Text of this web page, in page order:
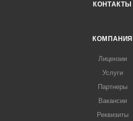
КОНТАКТЫ
КОМПАНИЯ
Лицензии
Услуги
Партнеры
Вакансии
Реквизиты